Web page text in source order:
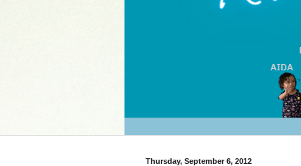
Thursday, September 6, 2012